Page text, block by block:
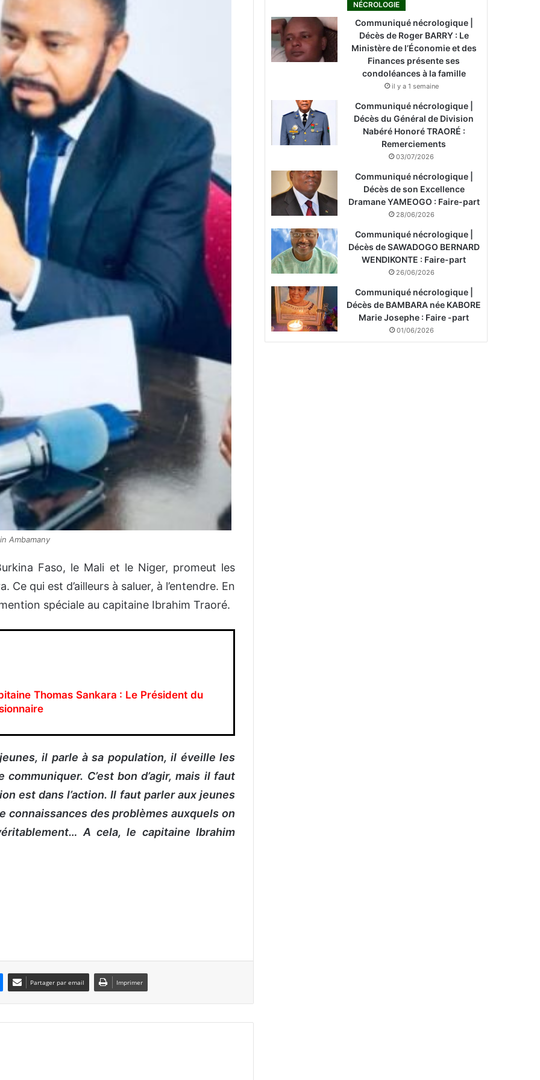
Ambamany
Faso, le Mali et le Niger, promeut les
qui est d’ailleurs à saluer, à l’entendre. En
spéciale au capitaine Ibrahim Traoré.
Thomas Sankara : Le Président du
il parle à sa population, il éveille les
C’est bon d’agir, mais il faut
est dans l’action. Il faut parler aux jeunes
des problèmes auxquels on
A cela, le capitaine Ibrahim
Partager par email Imprimer
NÉCROLOGIE
Communiqué nécrologique |
Décès de Roger BARRY : Le
Ministère de l’Économie et des
Finances présente ses
condoléances à la famille
il y a 1 semaine
Communiqué nécrologique |
Décès du Général de Division
Nabéré Honoré TRAORÉ :
Remerciements
03/07/2026
Communiqué nécrologique |
Décès de son Excellence
Dramane YAMEOGO : Faire-part
28/06/2026
Communiqué nécrologique |
Décès de SAWADOGO BERNARD
WENDIKONTE : Faire-part
26/06/2026
Communiqué nécrologique |
Décès de BAMBARA née KABORE
Marie Josephe : Faire -part
01/06/2026